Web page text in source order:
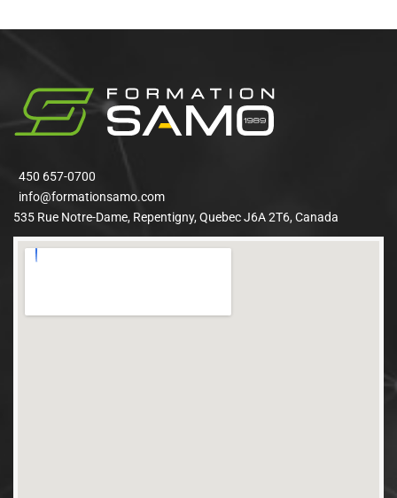
450 657-0700
info@formationsamo.com
535 Rue Notre-Dame, Repentigny, Quebec J6A 2T6, Canada